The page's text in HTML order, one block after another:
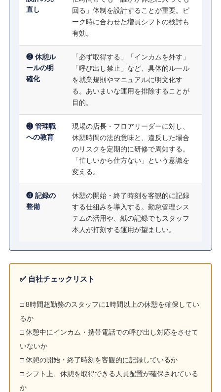
直し
回る」体制を設計することが重要。ピ
ーク時に合わせた増員シフトの検討も
有効。
❷ 休憩ル
ールの明
確化
「必ず取得する」「インカムを外す」
「呼び出し禁止」など、具体的ルール
を就業規則やマニュアルに明文化す
る。あいまいな運用を排除することが
目的。
❸ 管理職
への教育
現場の店長・フロアリーダーに対し、
休憩時間の法的意味と、違反した場合
のリスクを定期的に研修で周知する。
「忙しいから仕方ない」という意識を
変える。
❹ 記録の
整備
休憩の開始・終了時刻を客観的に記録
する仕組みを導入する。勤怠管理シス
テムの活用や、紙の記録でもスタッフ
本人が打刻する運用が望ましい。
✅ 自社チェックリスト
□ 8時間超勤務のスタッフに1時間以上の休憩を確保してい
るか
□ 休憩中にインカム・携帯電話での呼び出し対応をさせて
いないか
□ 休憩の開始・終了時刻を客観的に記録しているか
□ シフト上、休憩を取得できる人員配置が確保されている
か